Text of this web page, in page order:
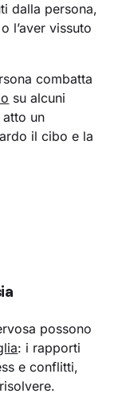
dalla persona,
o l’aver vissuto
combatta
su alcuni
un
il cibo e la
possono
: i rapporti
e conflitti,